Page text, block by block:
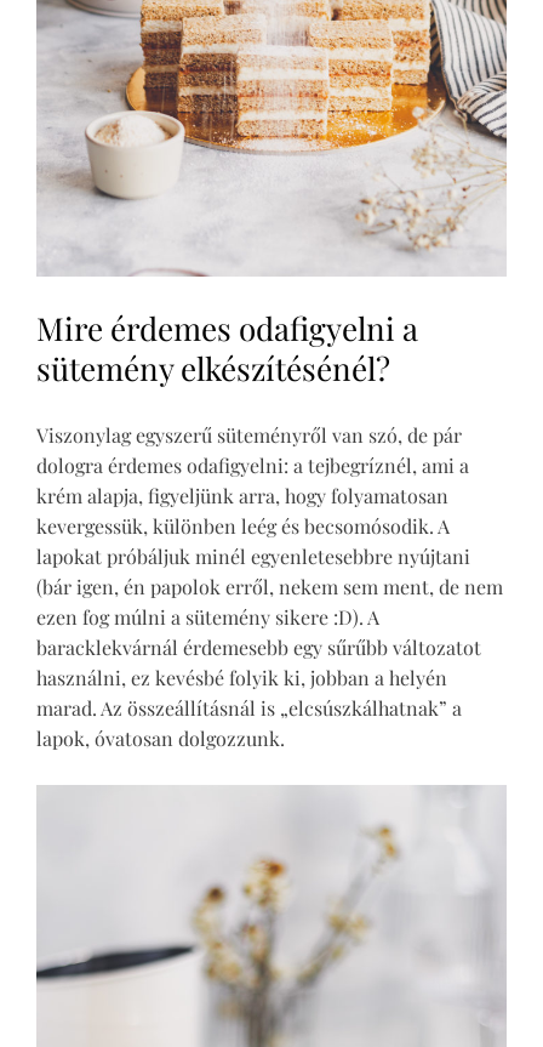
Mire érdemes odafigyelni a
sütemény elkészítésénél?
Viszonylag egyszerű süteményről van szó, de pár
dologra érdemes odafigyelni: a tejbegríznél, ami a
krém alapja, figyeljünk arra, hogy folyamatosan
kevergessük, különben leég és becsomósodik. A
lapokat próbáljuk minél egyenletesebbre nyújtani
(bár igen, én papolok erről, nekem sem ment, de nem
ezen fog múlni a sütemény sikere :D). A
baracklekvárnál érdemesebb egy sűrűbb változatot
használni, ez kevésbé folyik ki, jobban a helyén
marad. Az összeállításnál is „elcsúszkálhatnak” a
lapok, óvatosan dolgozzunk.